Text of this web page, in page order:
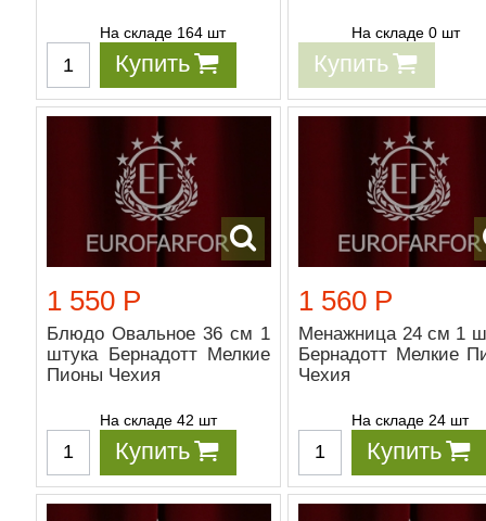
На складе 164 шт
Купить
На складе 0 шт
Купить
1 550 Р
Блюдо Овальное 36 см 1
штука Бернадотт Мелкие
Пионы Чехия
На складе 42 шт
Купить
1 560 Р
Менажница 24 см 1
Бернадотт Мелкие
Чехия
На складе 24 шт
Купить